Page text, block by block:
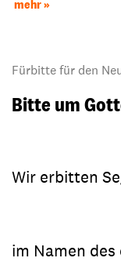
mehr
Fürbitte für den
Bitte um
Wir erbitten
im Namen